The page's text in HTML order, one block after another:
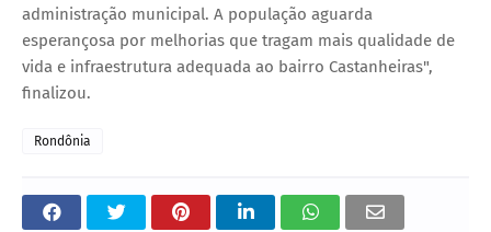
administração municipal. A população aguarda
esperançosa por melhorias que tragam mais qualidade de
vida e infraestrutura adequada ao bairro Castanheiras",
finalizou.
Rondônia